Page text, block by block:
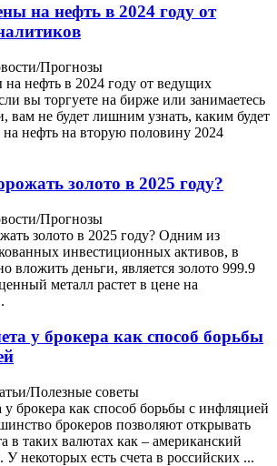
на нефть в 2024 году от
Прогнозы
нефть в 2024 году от ведущих
вы торгуете на бирже или занимаетесь
вам не будет лишним узнать, каким будет
нефть на вторую половину 2024
золото в 2025 году?
Прогнозы
золото в 2025 году? Одним из
инвестиционных активов, в
вложить деньги, является золото 999.9
металл растет в цене на
у брокера как способ борьбы
Полезные советы
у брокера как способ борьбы с инфляцией
брокеров позволяют открывать
в таких валютах как – американский
У некоторых есть счета в российских ...